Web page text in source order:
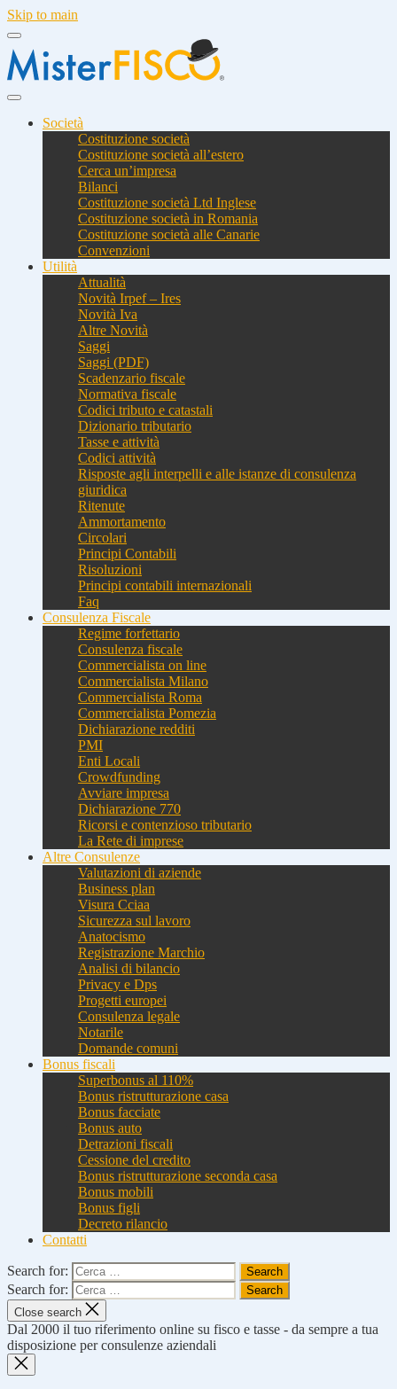
Skip to main
Società
Costituzione società
Costituzione società all’estero
Cerca un’impresa
Bilanci
Costituzione società Ltd Inglese
Costituzione società in Romania
Costituzione società alle Canarie
Convenzioni
Utilità
Attualità
Novità Irpef – Ires
Novità Iva
Altre Novità
Saggi
Saggi (PDF)
Scadenzario fiscale
Normativa fiscale
Codici tributo e catastali
Dizionario tributario
Tasse e attività
Codici attività
Risposte agli interpelli e alle istanze di consulenza
giuridica
Ritenute
Ammortamento
Circolari
Principi Contabili
Risoluzioni
Principi contabili internazionali
Faq
Consulenza Fiscale
Regime forfettario
Consulenza fiscale
Commercialista on line
Commercialista Milano
Commercialista Roma
Commercialista Pomezia
Dichiarazione redditi
PMI
Enti Locali
Crowdfunding
Avviare impresa
Dichiarazione 770
Ricorsi e contenzioso tributario
La Rete di imprese
Altre Consulenze
Valutazioni di aziende
Business plan
Visura Cciaa
Sicurezza sul lavoro
Anatocismo
Registrazione Marchio
Analisi di bilancio
Privacy e Dps
Progetti europei
Consulenza legale
Notarile
Domande comuni
Bonus fiscali
Superbonus al 110%
Bonus ristrutturazione casa
Bonus facciate
Bonus auto
Detrazioni fiscali
Cessione del credito
Bonus ristrutturazione seconda casa
Bonus mobili
Bonus figli
Decreto rilancio
Contatti
Search for:
Search for:
Close search
Dal 2000 il tuo riferimento online su fisco e tasse - da sempre a tua
disposizione per consulenze aziendali